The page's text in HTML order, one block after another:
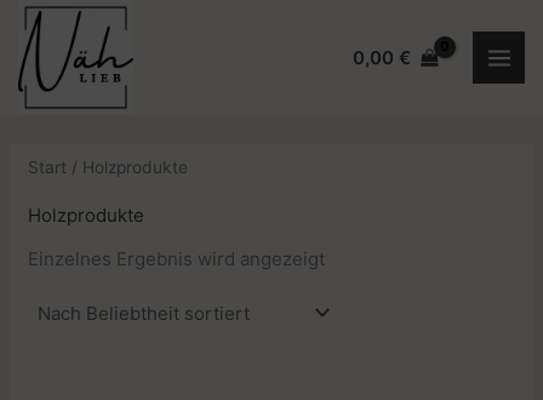
Zum
Inhalt
springen
0,00 €
Start / Holzprodukte
Holzprodukte
Einzelnes Ergebnis wird angezeigt